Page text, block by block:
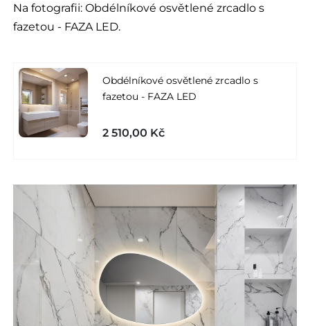
Na fotografii:Obdélníkové osvětlené zrcadlo s
fazetou - FAZA LED.
Obdélníkové osvětlené zrcadlo s
fazetou - FAZA LED
2 510,00 Kč